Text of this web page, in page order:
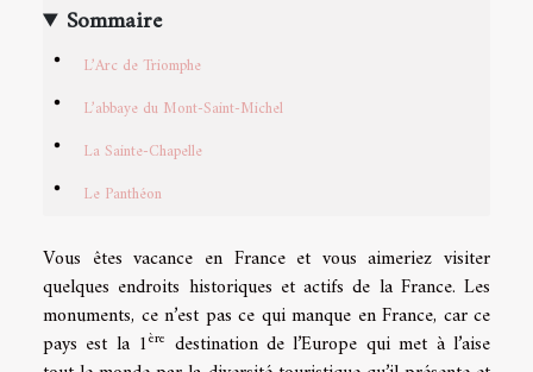
Sommaire
L’Arc de Triomphe
L’abbaye du Mont-Saint-Michel
La Sainte-Chapelle
Le Panthéon
Vous êtes vacance en France et vous aimeriez visiter
quelques endroits historiques et actifs de la France. Les
monuments, ce n’est pas ce qui manque en France, car ce
pays est la 1ère destination de l’Europe qui met à l’aise